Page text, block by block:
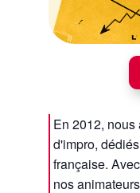
En 2012,
d'impro,
française.
nos